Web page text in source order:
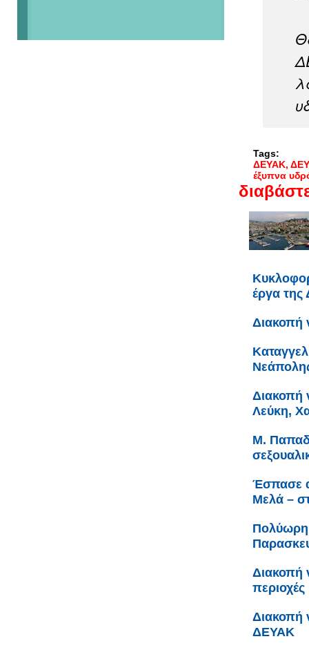
Tags:
ΔΕΥΑΚ
έξυπνα
έργα
Διακοπή
Διακοπή
Λεύκη,
Μ.
Έσπασε
Μελά –
Πολύωρη
Διακοπή
περιοχές
Διακοπή
ΔΕΥΑΚ